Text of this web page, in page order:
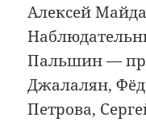
Алексей
Пальшин —
Джалалян,
Петрова,